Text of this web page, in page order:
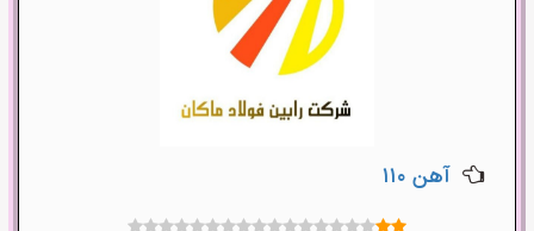
آهن ۱۱۰